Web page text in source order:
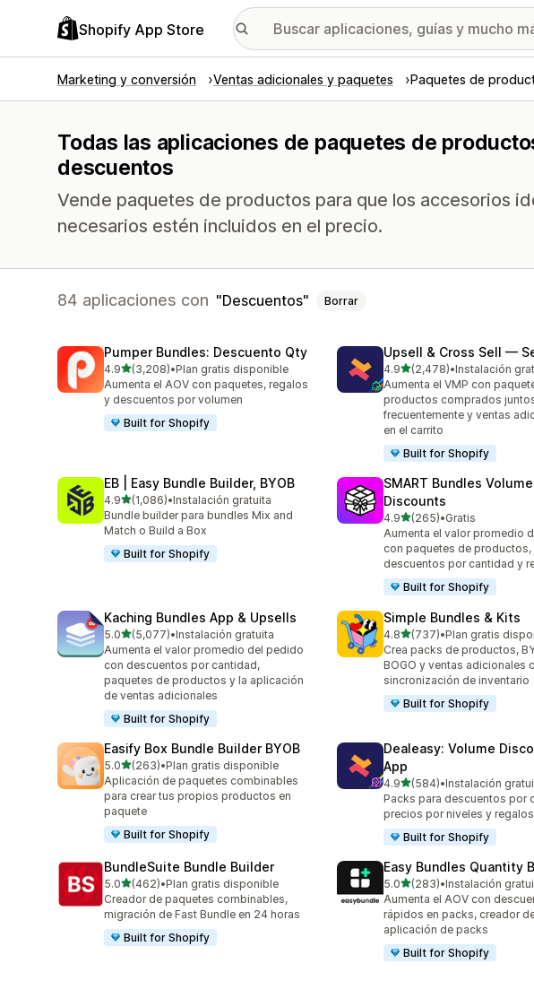
Shopify App Store
Marketing y conversión Ventas adicionales y paquetes Paquetes de
Todas las aplicaciones de paquetes de
descuentos
Vende paquetes de productos para que los accesorios
necesarios estén incluidos en el precio.
84 aplicaciones con Descuentos Borrar
Pumper Bundles: Descuento Qty
4.9de 5 estrellas
(3,208)
3208 reseñas en total
•Plan gratis disponible
Aumenta el AOV con paquetes, regalos
y descuentos por volumen
Built for Shopify
Upsell & Cross Sell —
4.9de 5 estrellas
(2,478)
2478 reseñas en total
•Instalación
Aumenta el VMP con
productos comprados
frecuentemente y ventas
en el carrito
Built for Shopify
EB | Easy Bundle Builder, BYOB
4.9de 5 estrellas
(1,086)
1086 reseñas en total
•Instalación gratuita
Bundle builder para bundles Mix and
Match o Build a Box
Built for Shopify
SMART Bundles Volume
Discounts
4.9de 5 estrellas
(265)
265 reseñas en total
•Gratis
Aumenta el valor promedio
con paquetes de productos,
descuentos por cantidad y
Built for Shopify
Kaching Bundles App & Upsells
5.0de 5 estrellas
(5,077)
5077 reseñas en total
•Instalación gratuita
Aumenta el valor promedio del pedido
con descuentos por cantidad,
paquetes de productos y la aplicación
de ventas adicionales
Built for Shopify
Simple Bundles & Kits
4.8de 5 estrellas
(737)
737 reseñas en total
•Plan gratis
Crea packs de productos,
BOGO y ventas adicionales
sincronización de inventario
Built for Shopify
Easify Box Bundle Builder BYOB
5.0de 5 estrellas
(263)
263 reseñas en total
•Plan gratis disponible
Aplicación de paquetes combinables
para crear tus propios productos en
paquete
Built for Shopify
Dealeasy: Volume
App
4.9de 5 estrellas
(584)
584 reseñas en total
•Instalación
Packs para descuentos por
precios por niveles y
Built for Shopify
BundleSuite Bundle Builder
5.0de 5 estrellas
(462)
462 reseñas en total
•Plan gratis disponible
Creador de paquetes combinables,
migración de Fast Bundle en 24 horas
Built for Shopify
Easy Bundles Quantity
5.0de 5 estrellas
(283)
283 reseñas en total
•Instalación
Aumenta el AOV con
rápidos en packs, creador
aplicación de packs
Built for Shopify